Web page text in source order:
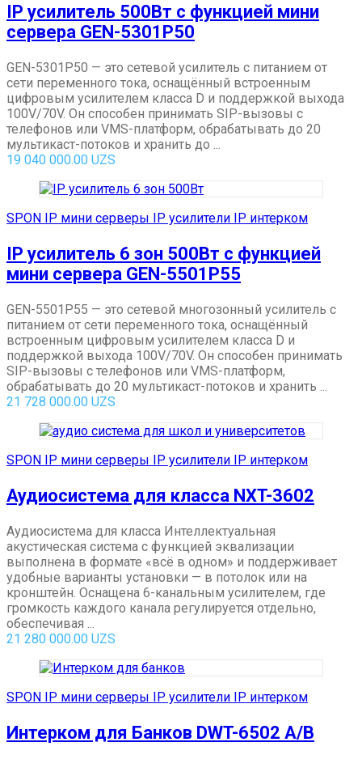
IP усилитель 500Вт с функцией мини
сервера GEN-5301P50
GEN-5301P50 — это сетевой усилитель с питанием от
сети переменного тока, оснащённый встроенным
цифровым усилителем класса D и поддержкой выхода
100V/70V. Он способен принимать SIP-вызовы с
телефонов или VMS-платформ, обрабатывать до 20
мультикаст-потоков и хранить до ...
19 040 000.00 UZS
SPON IP мини серверы IP усилители IP интерком
IP усилитель 6 зон 500Вт с функцией
мини сервера GEN-5501P55
GEN-5501P55 — это сетевой многозонный усилитель с
питанием от сети переменного тока, оснащённый
встроенным цифровым усилителем класса D и
поддержкой выхода 100V/70V. Он способен принимать
SIP-вызовы с телефонов или VMS-платформ,
обрабатывать до 20 мультикаст-потоков и хранить ...
21 728 000.00 UZS
SPON IP мини серверы IP усилители IP интерком
Аудиосистема для класса NXT-3602
Аудиосистема для класса Интеллектуальная
акустическая система с функцией эквализации
выполнена в формате «всё в одном» и поддерживает
удобные варианты установки — в потолок или на
кронштейн. Оснащена 6-канальным усилителем, где
громкость каждого канала регулируется отдельно,
обеспечивая ...
21 280 000.00 UZS
SPON IP мини серверы IP усилители IP интерком
Интерком для Банков DWT-6502 A/B